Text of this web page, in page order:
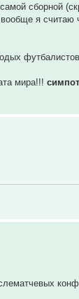
сборной
я считаю
мира!!!